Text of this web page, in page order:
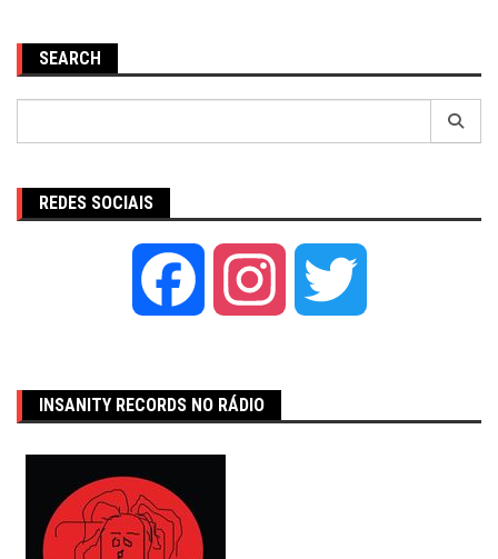
SEARCH
REDES SOCIAIS
Facebook Instagram
INSANITY RECORDS NO RÁDIO